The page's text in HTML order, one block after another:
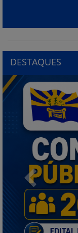
DESTAQUES
Previous